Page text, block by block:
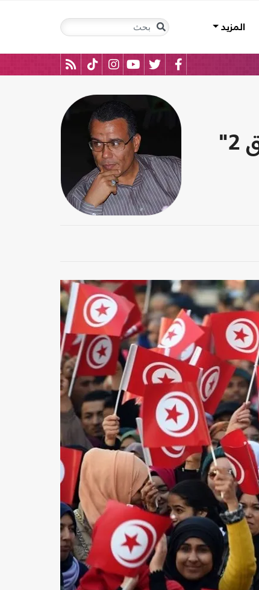
المزيد
إلى أين تسير تونس بين "الجبهة الديمقراطية" و"التوافق 2"